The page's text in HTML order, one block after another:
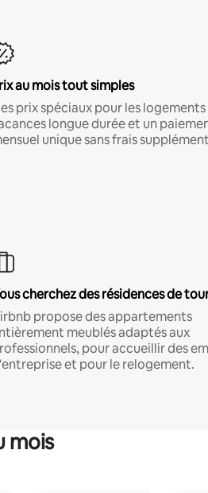
au mois tout simples
prix spéciaux pour les
longue durée et un
unique sans frais
cherchez des résidences de
propose des appartements
meublés adaptés aux
pour accueillir des
et pour le relogement.
mois